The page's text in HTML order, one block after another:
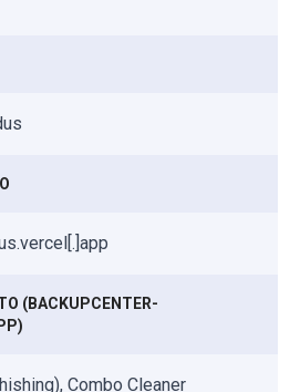
(BACKUPCENTER-
Combo Cleaner